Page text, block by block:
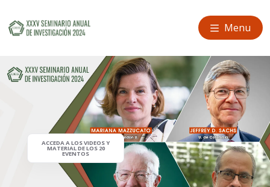
Menu
ACCEDA A LOS VIDEOS Y
MATERIAL DE LOS 20
EVENTOS